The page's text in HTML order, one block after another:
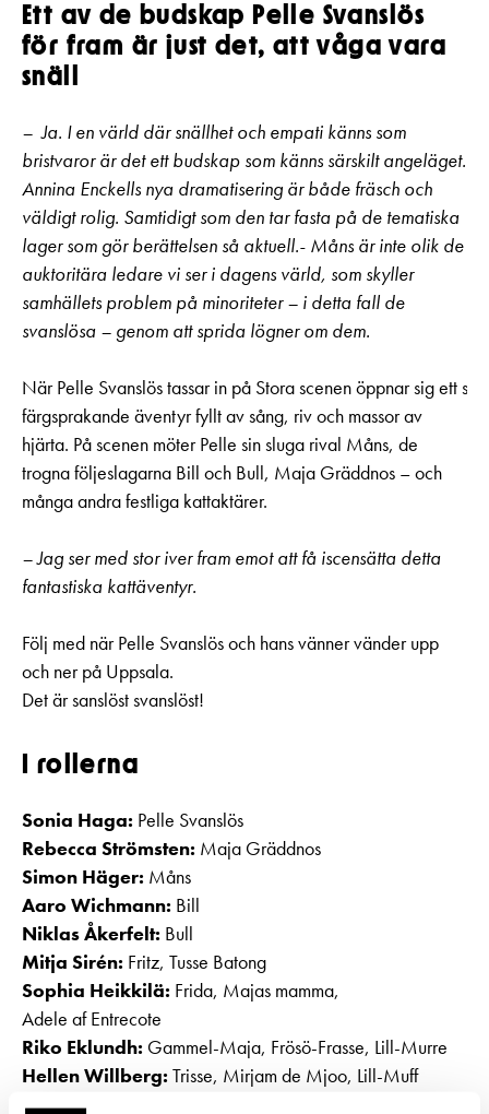
Ett av de budskap Pelle Svanslös
för fram är just det, att våga vara
snäll
– Ja. I en värld där snällhet och empati känns som
bristvaror är det ett budskap som känns särskilt angeläget.
Annina Enckells nya dramatisering är både fräsch och
väldigt rolig. Samtidigt som den tar fasta på de tematiska
lager som gör berättelsen så aktuell.- Måns är inte olik de
auktoritära ledare vi ser i dagens värld, som skyller
samhällets problem på minoriteter – i detta fall de
svanslösa – genom att sprida lögner om dem.
När Pelle Svanslös tassar in på Stora scenen öppnar sig ett
färgsprakande äventyr fyllt av sång, riv och massor av
hjärta. På scenen möter Pelle sin sluga rival Måns, de
trogna följeslagarna Bill och Bull, Maja Gräddnos – och
många andra festliga kattaktärer.
– Jag ser med stor iver fram emot att få iscensätta detta
fantastiska kattäventyr.
Följ med när Pelle Svanslös och hans vänner vänder upp
och ner på Uppsala.
Det är sanslöst svanslöst!
I rollerna
Sonia Haga: Pelle Svanslös
Rebecca Strömsten: Maja Gräddnos
Simon Häger: Måns
Aaro Wichmann: Bill
Niklas Åkerfelt: Bull
Mitja Sirén: Fritz, Tusse Batong
Sophia Heikkilä: Frida, Majas mamma,
Adele af Entrecote
Riko Eklundh: Gammel-Maja, Frösö-Frasse, Lill-Murre
Hellen Willberg:Trisse, Mirjam de Mjoo, Lill-Muff
Josefin Silén: